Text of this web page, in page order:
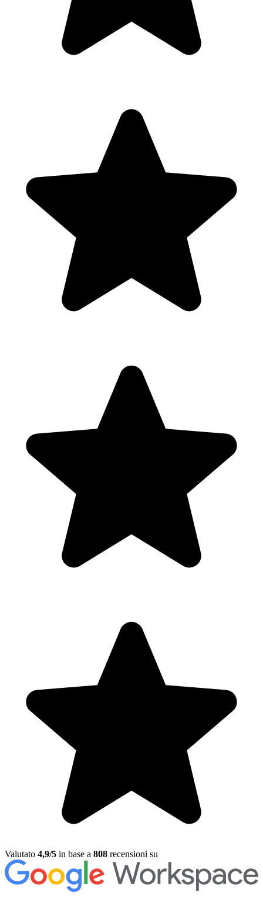
Valutato 4,9/5 in base a 808 recensioni su